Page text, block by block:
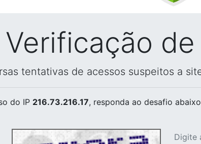
Verificação
tentativas de acessos suspeitos a
do IP 216.73.216.17, responda ao desafio
Digite